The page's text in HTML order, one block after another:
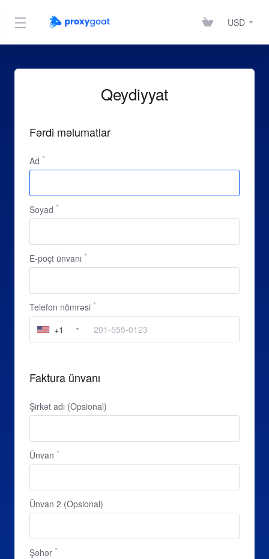
USD
Qeydiyyat
Fərdi məlumatlar
Ad
Soyad
E-poçt ünvanı
Telefon nömrəsi
+1
Faktura ünvanı
Şirkət adı (Opsional)
Ünvan
Ünvan 2 (Opsional)
Şəhər